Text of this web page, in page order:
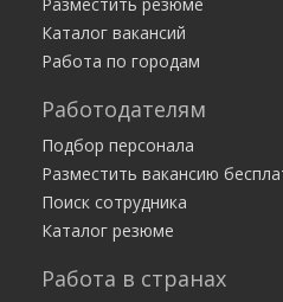
Работа есть
Диспетчер в офис -
работа - 200 тысяч в месяц
от 200 000 руб. Москва
ИП Макарова Анна Леонидовна
Каталог вакансий
Работа по городам
Работодателям
Подбор персонала
Разместить вакансию
Поиск сотрудника
Каталог резюме
Работа в странах